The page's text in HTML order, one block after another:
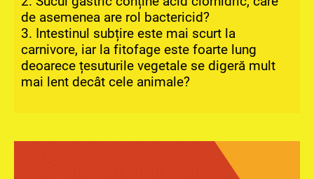
de asemenea are rol bactericid?
3. Intestinul subțire este mai scurt la
carnivore, iar la fitofage este foarte lung
deoarece țesuturile vegetale se digeră mult
mai lent decât cele animale?